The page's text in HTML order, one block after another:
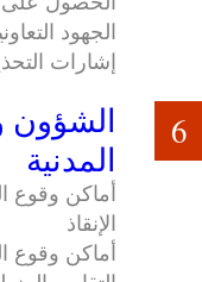
الجهود
إشارات
الشؤون
المدنية
أماكن وقوع
الإنقاذ
أماكن وقوع
6